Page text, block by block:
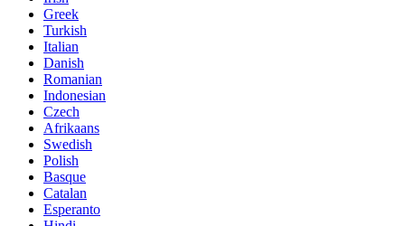
Greek
Turkish
Italian
Danish
Romanian
Indonesian
Czech
Afrikaans
Swedish
Polish
Basque
Catalan
Esperanto